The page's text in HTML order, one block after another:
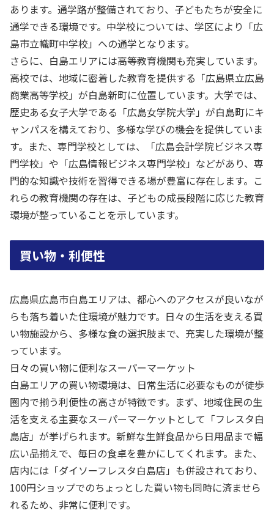
あります。通学路が整備されており、子どもたちが安全に
通学できる環境です。中学校については、学区により「広
島市立幟町中学校」への通学となります。
さらに、白島エリアには高等教育機関も充実しています。
高校では、地域に密着した教育を提供する「広島県立広島
商業高等学校」が白島新町に位置しています。大学では、
歴史ある女子大学である「広島女学院大学」が白島町にキ
ャンパスを構えており、多様な学びの機会を提供していま
す。また、専門学校としては、「広島会計学院ビジネス専
門学校」や「広島情報ビジネス専門学校」などがあり、専
門的な知識や技術を習得できる場が豊富に存在します。こ
れらの教育機関の存在は、子どもの成長段階に応じた教育
環境が整っていることを示しています。
買い物・利便性
広島県広島市白島エリアは、都心へのアクセスが良いなが
らも落ち着いた住環境が魅力です。日々の生活を支える買
い物施設から、多様な食の選択肢まで、充実した環境が整
っています。
日々の買い物に便利なスーパーマーケット
白島エリアの買い物環境は、日常生活に必要なものが徒歩
圏内で揃う利便性の高さが特徴です。まず、地域住民の生
活を支える主要なスーパーマーケットとして「フレスタ白
島店」が挙げられます。新鮮な生鮮食品から日用品まで幅
広い品揃えで、毎日の食卓を豊かにしてくれます。また、
店内には「ダイソーフレスタ白島店」も併設されており、
100円ショップでのちょっとした買い物も同時に済ませら
れるため、非常に便利です。